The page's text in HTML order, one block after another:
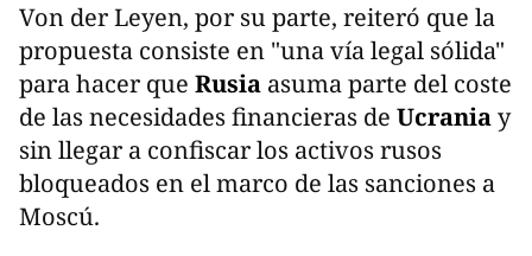
Von der Leyen, por su parte, reiteró que la
propuesta consiste en "una vía legal sólida"
para hacer que Rusia asuma parte del coste
de las necesidades financieras de Ucraniay
sin llegar a confiscar los activos rusos
bloqueados en el marco de las sanciones a
Moscú.